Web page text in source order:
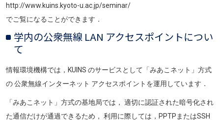
http://www.kuins.kyoto-u.ac.jp/seminar/
でご覧になることができます．
学内の公衆無線 LAN アクセスポイントについ
て
情報環境機構では，KUINS のサービスとして「みあこネット」方式
の 公衆無線インターネット アクセスポイントを運用しています．
「みあこネット」方式の基地局では， 適切に認証された暗号化され
た通信だけが通過できるため， 利用に際しては，PPTPまたはSSH